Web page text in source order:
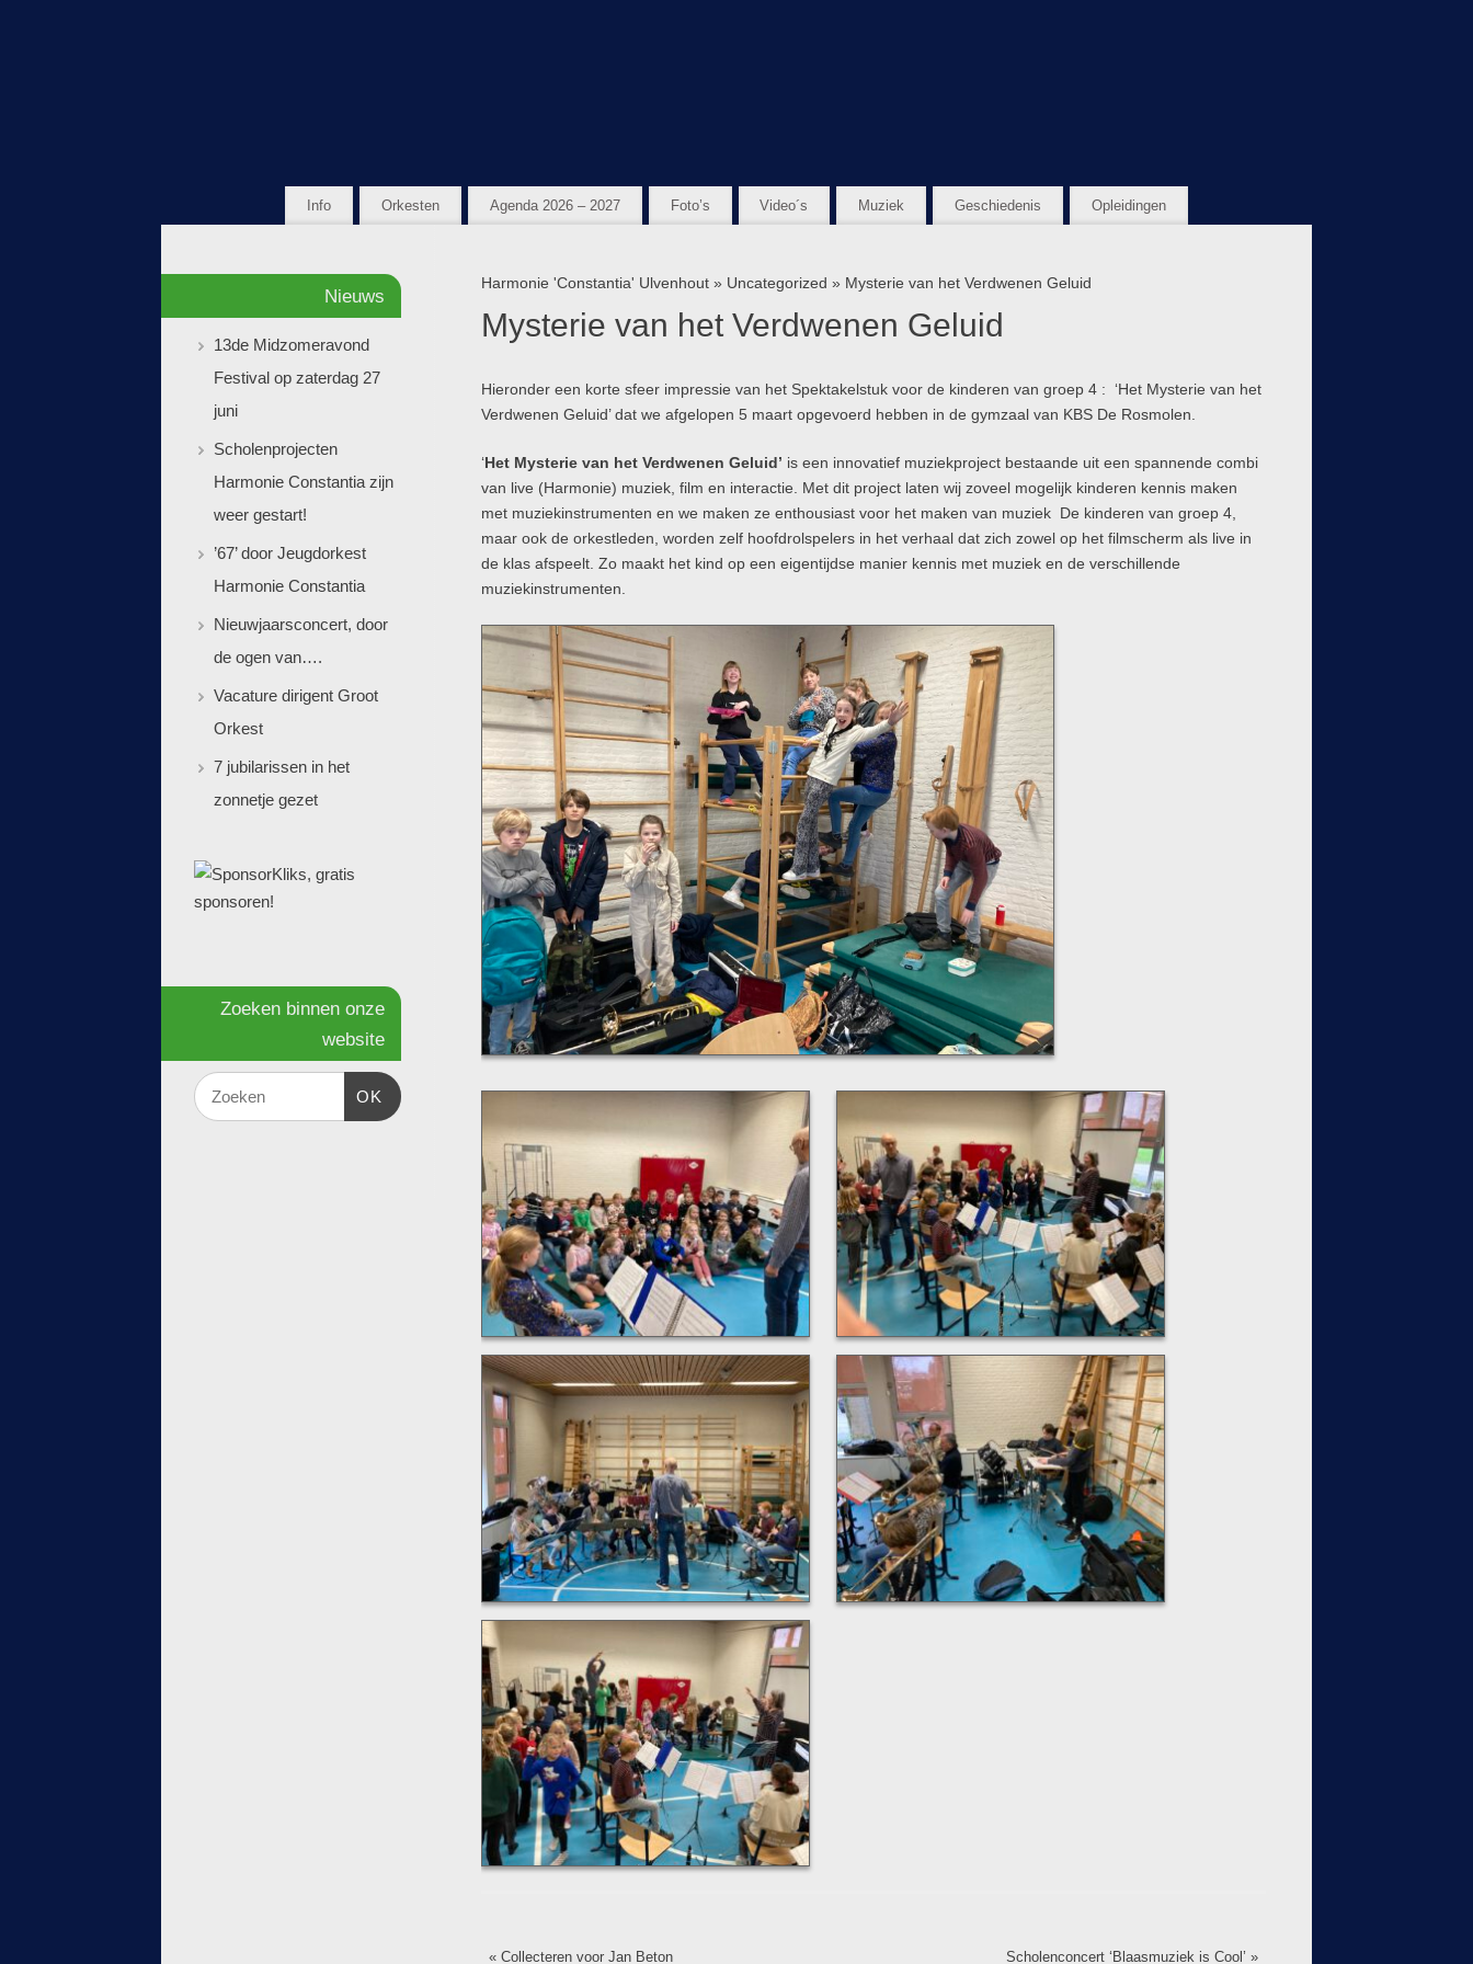
Info Orkesten Agenda 2026 – 2027 Foto’s Video´s Muziek Geschiedenis Opleidingen
Harmonie 'Constantia' Ulvenhout » Uncategorized » Mysterie van het Verdwenen Geluid
Mysterie van het Verdwenen Geluid
Hieronder een korte sfeer impressie van het Spektakelstuk voor de kinderen van groep 4 : ‘Het Mysterie van het
Verdwenen Geluid’ dat we afgelopen 5 maart opgevoerd hebben in de gymzaal van KBS De Rosmolen.
‘Het Mysterie van het Verdwenen Geluid’ is een innovatief muziekproject bestaande uit een spannende combi
van live (Harmonie) muziek, film en interactie. Met dit project laten wij zoveel mogelijk kinderen kennis maken
met muziekinstrumenten en we maken ze enthousiast voor het maken van muziek De kinderen van groep 4,
maar ook de orkestleden, worden zelf hoofdrolspelers in het verhaal dat zich zowel op het filmscherm als live in
de klas afspeelt. Zo maakt het kind op een eigentijdse manier kennis met muziek en de verschillende
muziekinstrumenten.
« Collecteren voor Jan Beton Scholenconcert ‘Blaasmuziek is Cool’ »
Nieuws
13de Midzomeravond
Festival op zaterdag 27
juni
Scholenprojecten
Harmonie Constantia zijn
weer gestart!
’67’ door Jeugdorkest
Harmonie Constantia
Nieuwjaarsconcert, door
de ogen van….
Vacature dirigent Groot
Orkest
7 jubilarissen in het
zonnetje gezet
Zoeken binnen onze
website
OK